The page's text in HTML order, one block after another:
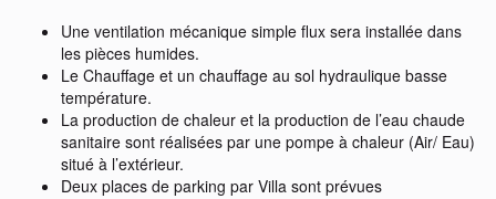
Une ventilation mécanique simple flux sera installée dans
les pièces humides.
Le Chauffage et un chauffage au sol hydraulique basse
température.
La production de chaleur et la production de l’eau chaude
sanitaire sont réalisées par une pompe à chaleur (Air/ Eau)
situé à l’extérieur.
Deux places de parking par Villa sont prévues